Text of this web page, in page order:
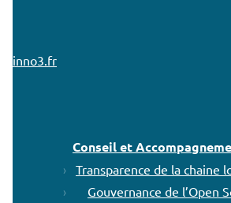
inno3.fr
Conseil et
Transparence de la chaine
Gouvernance de l’Open